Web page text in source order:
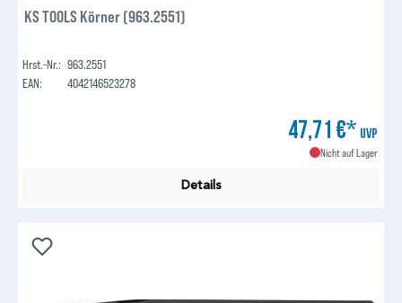
KS TOOLS Körner (963.2551)
Hrst.-Nr.: 963.2551
EAN:
4042146523278
47,71 €* UVP
Nicht auf Lager
Details